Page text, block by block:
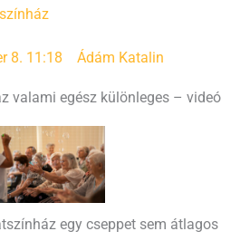
8. 11:18 Ádám Katalin
valami egész különleges – videó
egy cseppet sem átlagos